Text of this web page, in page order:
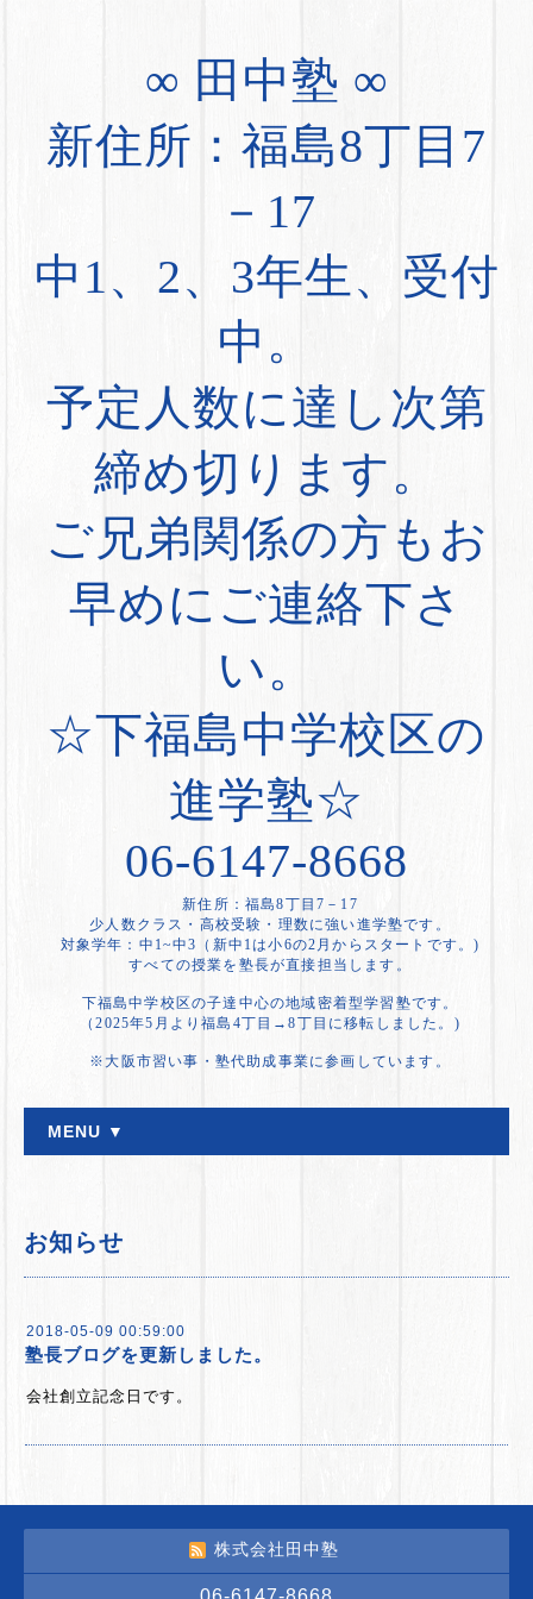
∞ 田中塾 ∞
新住所：福島8丁目7
－17
中1、2、3年生、受付
中。
予定人数に達し次第
締め切ります。
ご兄弟関係の方もお
早めにご連絡下さ
い。
☆下福島中学校区の
進学塾☆
06-6147-8668
新住所：福島8丁目7－17
少人数クラス・高校受験・理数に強い進学塾です。
対象学年：中1~中3（新中1は小6の2月からスタートです。)
すべての授業を塾長が直接担当します。
下福島中学校区の子達中心の地域密着型学習塾です。
（2025年5月より福島4丁目→8丁目に移転しました。)
※大阪市習い事・塾代助成事業に参画しています。
MENU ▼
お知らせ
2018-05-09 00:59:00
塾長ブログを更新しました。
会社創立記念日です。
株式会社田中塾